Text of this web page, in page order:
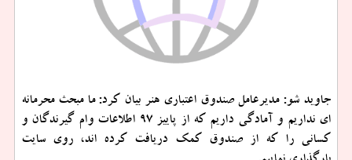
جاوید شو: مدیرعامل صندوق اعتباری هنر بیان كرد: ما مبحث محرمانه
ای نداریم و آمادگی داریم كه از پاییز ۹۷ اطلاعات وام گیرندگان و
كسانی را كه از صندوق كمك دریافت كرده اند، روی سایت